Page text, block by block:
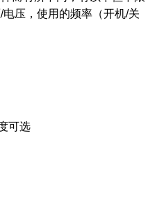
压，使用的频率（开机/关
可选